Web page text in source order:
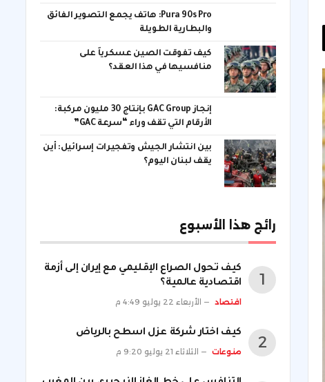
Pura 90s Pro: هاتف يجمع التصوير الفائق
والبطارية الطويلة
كيف تفوقت الصين عسكرياً على
منافسيها في هذا العقد؟
إنجاز GAC Group بإنتاج 30 مليون مركبة:
الأرقام التي تقف وراء “سرعة GAC”
بين انتشار الجيش وتفجيرات إسرائيل: أين
يقف لبنان اليوم؟
رائج هذا الأسبوع
كيف تحول الصراع الإقليمي مع إيران إلى أزمة
اقتصادية عالمية؟
اقتصاد الأربعاء 22 يوليو 4:49 م
كيف اختار شركة عزل اسطح بالرياض
منوعات الثلاثاء 21 يوليو 9:20 م